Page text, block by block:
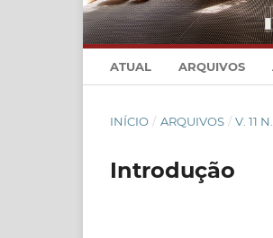
ATUAL ARQUIVOS
INÍCIO / ARQUIVOS / V. 11
Introdução